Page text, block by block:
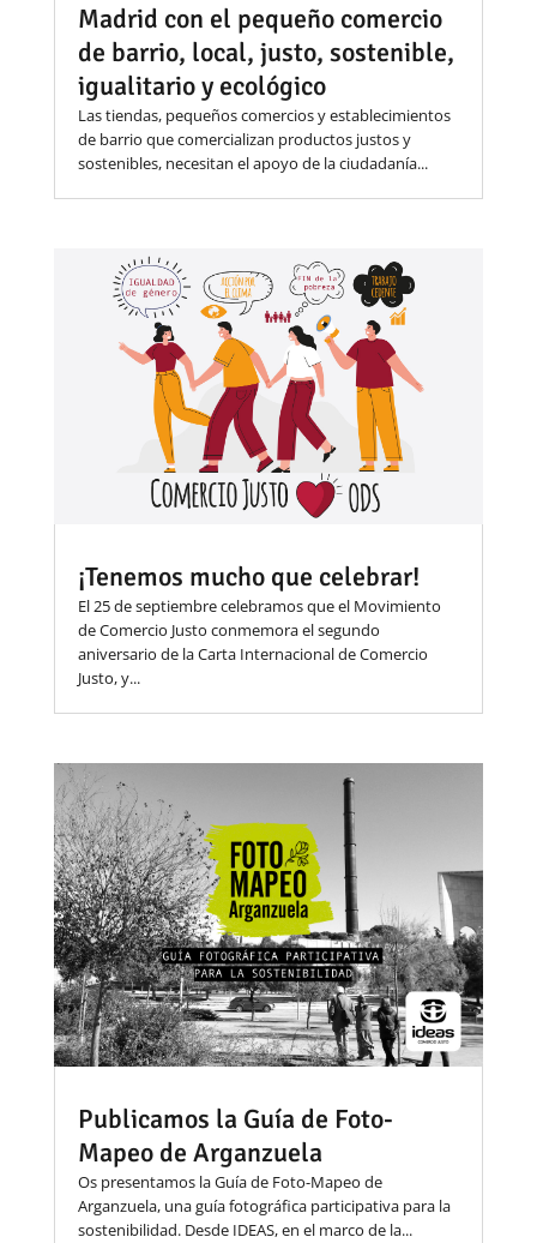
Madrid con el pequeño comercio
de barrio, local, justo, sostenible,
igualitario y ecológico
Las tiendas, pequeños comercios y establecimientos
de barrio que comercializan productos justos y
sostenibles, necesitan el apoyo de la ciudadanía...
¡Tenemos mucho que celebrar!
El 25 de septiembre celebramos que el Movimiento
de Comercio Justo conmemora el segundo
aniversario de la Carta Internacional de Comercio
Justo, y...
Publicamos la Guía de Foto-
Mapeo de Arganzuela
Os presentamos la Guía de Foto-Mapeo de
Arganzuela, una guía fotográfica participativa para la
sostenibilidad. Desde IDEAS, en el marco de la...